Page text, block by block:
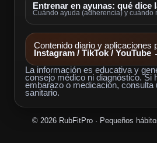
Entrenar en ayunas: qué dice
Cuándo ayuda (adherencia) y cuándo
Contenido diario y aplicaciones
Instagram / TikTok / YouTube
La información es educativa y
consejo médico ni diagnóstico. Si
embarazo o medicación, consulta
sanitario.
© 2026 RubFitPro · Pequeños